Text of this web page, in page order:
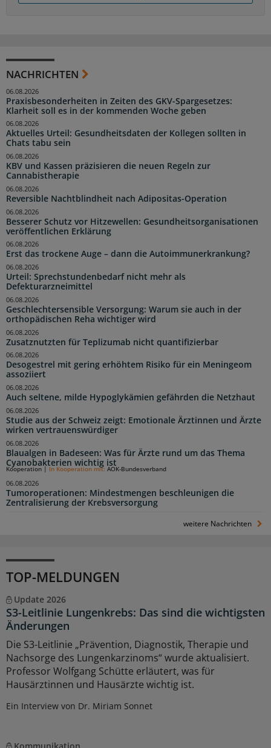
NACHRICHTEN
Praxisbesonderheiten in Zeiten des GKV-Spargesetzes:
Klarheit soll es in der kommenden Woche geben
06.08.2026
Aktuelles Urteil: Gesundheitsdaten der Kollegen sollten in
Chats tabu sein
06.08.2026
KBV und Kassen präzisieren die neuen Regeln zur
Cannabistherapie
06.08.2026
Reversible Nachtblindheit nach Adipositas-Operation
06.08.2026
Besserer Schutz vor Hitzewellen: Gesundheitsorganisationen
veröffentlichen Erklärung
06.08.2026
Erst das trockene Auge – dann die Autoimmunerkrankung?
06.08.2026
Urteil: Sprechstundenbedarf nicht mehr als
Defekturarzneimittel
06.08.2026
Geschlechtersensible Versorgung: Warum sie auch in der
orthopädischen Reha wichtiger wird
06.08.2026
Zusatznutzten für Teplizumab nicht quantifizierbar
06.08.2026
Desogestrel mit gering erhöhtem Risiko für ein Meningeom
assoziiert
06.08.2026
Auch seltene, milde Hypoglykämien gefährden die Netzhaut
06.08.2026
Studie aus der Schweiz zeigt: Emotionale Ärztinnen und Ärzte
wirken vertrauenswürdiger
06.08.2026
Blaualgen in Badeseen: Was für Ärzte rund um das Thema
Cyanobakterien wichtig ist
06.08.2026
Tumoroperationen: Mindestmengen beschleunigen die
Zentralisierung der Krebsversorgung
Kooperation In Kooperation mit: AOK-Bundesverband
06.08.2026
weitere Nachrichten
TOP-MELDUNGEN
Update 2026
S3-Leitlinie Lungenkrebs: Das sind die wichtigsten
Änderungen
Die S3-Leitlinie „Prävention, Diagnostik, Therapie und
Nachsorge des Lungenkarzinoms“ wurde aktualisiert.
Professor Wolfgang Schütte erläutert, was für
Hausärztinnen und Hausärzte wichtig ist.
Ein Interview von Dr. Miriam Sonnet